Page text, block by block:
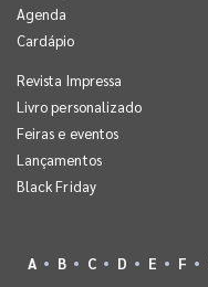
Agenda
Cardápio
Revista Impressa
Livro personalizado
Feiras e eventos
Lançamentos
Black Friday
A B C D E F